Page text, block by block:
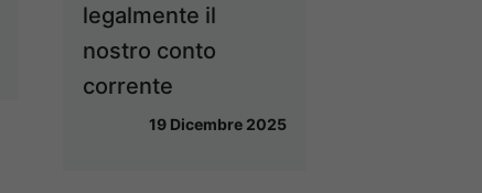
legalmente il
nostro conto
corrente
19 Dicembre 2025